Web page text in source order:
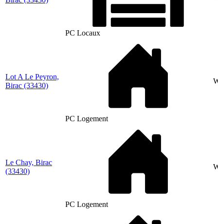
PC Locaux
Lot A Le Peyron,
Birac (33430)
PC Logement
Le Chay, Birac
(33430)
PC Logement